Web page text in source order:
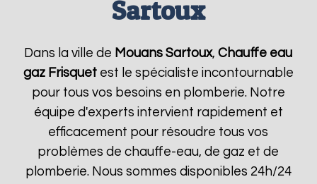
Sartoux
Dans la ville de Mouans Sartoux,Chauffe eau
gaz Frisquetest le spécialiste incontournable
pour tous vos besoins en plomberie. Notre
équipe d'experts intervient rapidement et
efficacement pour résoudre tous vos
problèmes de chauffe-eau, de gaz et de
plomberie. Nous sommes disponibles 24h/24